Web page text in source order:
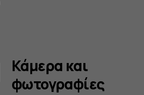
Κάμερα και
φωτογραφίες